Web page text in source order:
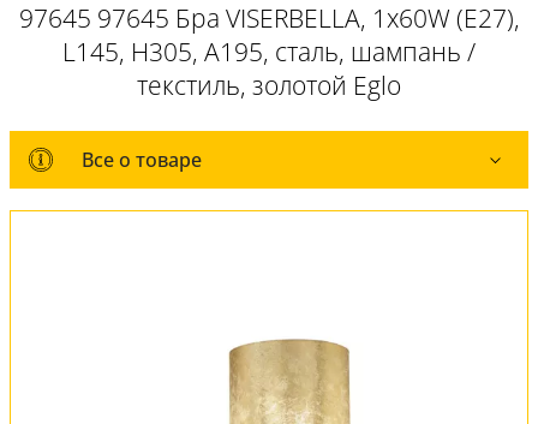
97645 97645 Бра VISERBELLA, 1х60W (E27),
L145, H305, A195, cталь, шампань /
текстиль, золотой Eglo
Все о товаре
Все о товаре
Оплата и доставка